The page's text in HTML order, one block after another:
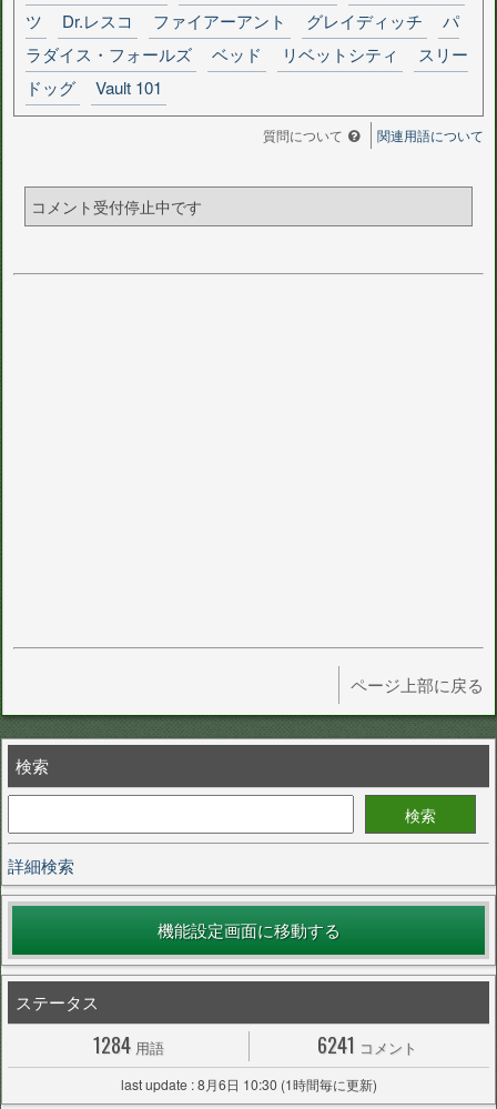
ツ
Dr.レスコ ファイアーアント グレイディッチ
パ
ラダイス・フォールズ
ベッド リベットシティ
スリー
ドッグ
Vault 101
関連用語について
質問について
コメント受付停止中です
ページ上部に戻る
検索
詳細検索
機能設定画面に移動する
ステータス
1284 用語 6241 コメント
last update : 8月6日 10:30 (1時間毎に更新)